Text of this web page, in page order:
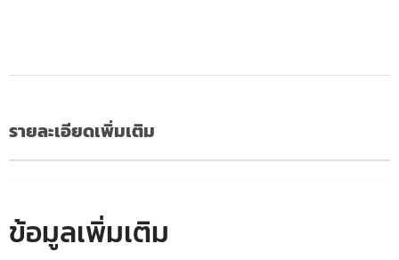
รายละเอียดเพิ่มเติม
ข้อมูลเพิ่มเติม